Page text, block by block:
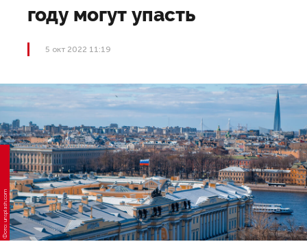
году могут упасть
5 окт 2022 11:19
Фото: unsplash.com